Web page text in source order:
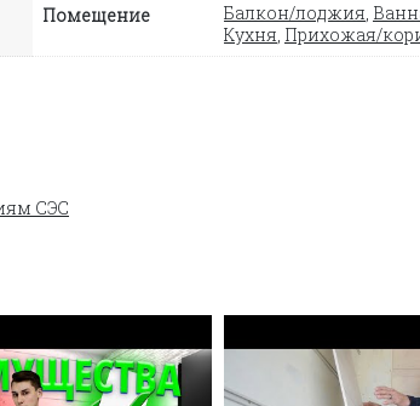
Помещение Балкон/лоджия,
Кухня, Прихожая/
СЭС